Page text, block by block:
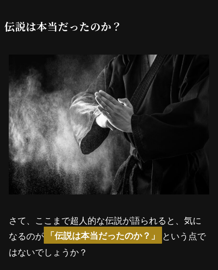
伝説は本当だったのか？
さて、ここまで超人的な伝説が語られると、気に
なるのが 「伝説は本当だったのか？」
という点で
はないでしょうか？